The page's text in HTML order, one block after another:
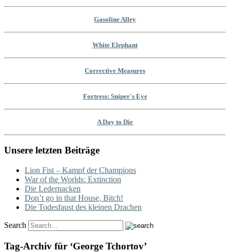
Gasoline Alley
White Elephant
Corrective Measures
Fortress: Sniper's Eye
A Day to Die
Unsere letzten Beiträge
Lion Fist – Kampf der Champions
War of the Worlds: Extinction
Die Ledernacken
Don’t go in that House, Bitch!
Die Todesfaust des kleinen Drachen
Search
Tag-Archiv für ‘George Tchortov’